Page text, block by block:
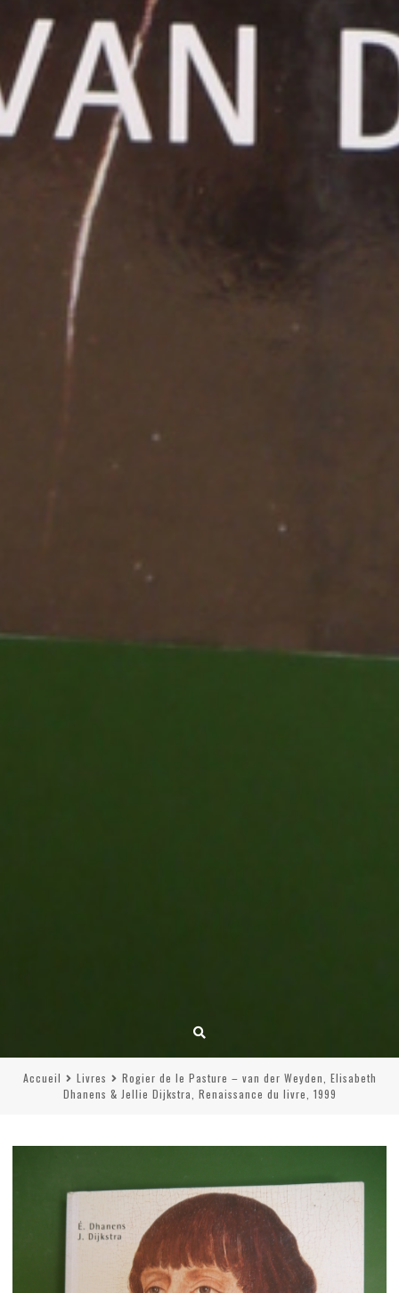
Accueil Livres
Rogier de le Pasture – van der Weyden, Elisabeth
Dhanens & Jellie Dijkstra, Renaissance du livre, 1999